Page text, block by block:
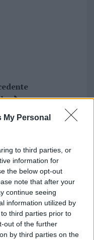
My Personal
to third parties, or
information for
the below opt-out
note that after your
continue seeing
information utilized by
third parties prior to
out of the further
by third parties on the
centro accoglienza
le suite: furto da